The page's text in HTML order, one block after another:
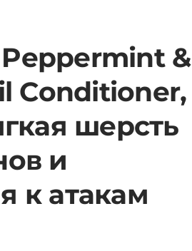
&
Conditioner,
шерсть
и
к атакам